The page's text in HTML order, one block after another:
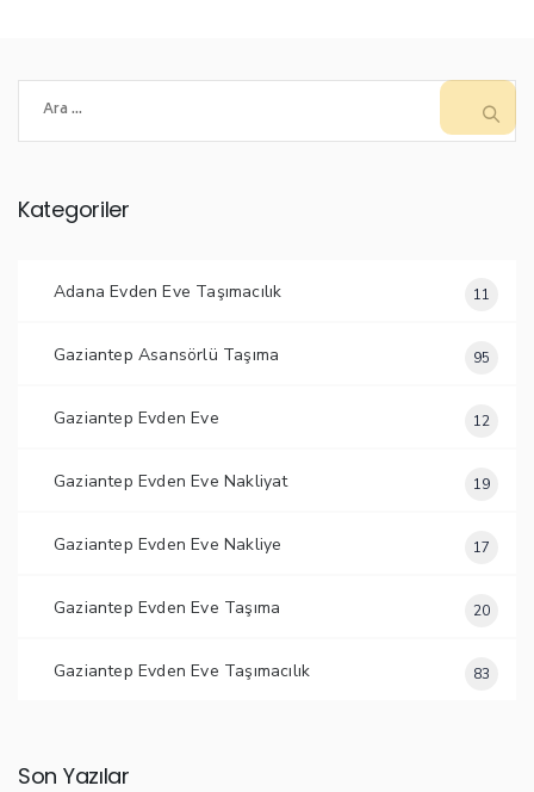
Kategoriler
Adana Evden Eve Taşımacılık 11
Gaziantep Asansörlü Taşıma 95
Gaziantep Evden Eve 12
Gaziantep Evden Eve Nakliyat 19
Gaziantep Evden Eve Nakliye 17
Gaziantep Evden Eve Taşıma 20
Gaziantep Evden Eve Taşımacılık 83
Son Yazılar